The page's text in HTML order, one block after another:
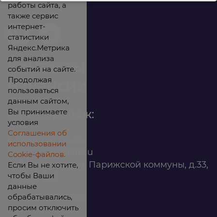
Контакты
Вакансии
Офис продаж:
infomarket@ilan.su
г. Красноярск, ул. Парижской коммуны, д.33,
помещ. 302
ИНН: 2465263327
работы сайта, а
также сервис
интернет-
статистики
Яндекс.Метрика
для анализа
событий на сайте.
Продолжая
пользоваться
данным сайтом,
Вы принимаете
условия
Соглашения об
использовании
Cookie-файлов.
Если Вы не хотите,
чтобы Ваши
данные
обрабатывались,
просим отключить